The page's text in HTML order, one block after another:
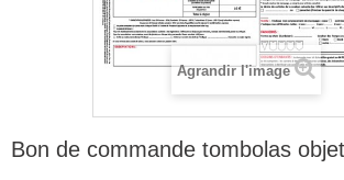
Agrandir l'image
Bon de commande tombolas